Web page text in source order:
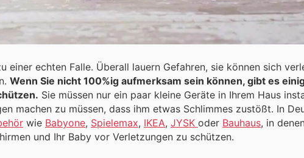
einer echten Falle. Überall lauern Gefahren, sie können sich
Wenn Sie nicht 100%ig aufmerksam sein können, gibt es
zu müssen, dass ihm etwas Schlimmes zustößt. In Deutschland
wie Babyone, Spielemax, IKEA, JYSK oder Bauhaus, in
und Ihr Baby vor Verletzungen zu schützen.